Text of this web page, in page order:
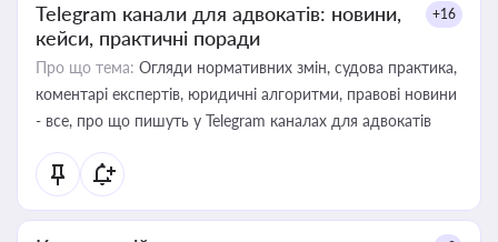
Telegram канали для адвокатів: новини,
кейси, практичні поради
+16
Про що тема: Огляди нормативних змін, судова практика,
коментарі експертів, юридичні алгоритми, правові новини
- все, про що пишуть у Telegram каналах для адвокатів